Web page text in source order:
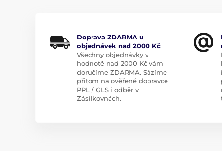
Doprava ZDARMA u
objednávek nad 2000 Kč
Všechny objednávky v
hodnotě nad 2000 Kč vám
doručíme ZDARMA. Sázíme
přitom na ověřené dopravce
PPL / GLS i odběr v
Zásilkovnách.